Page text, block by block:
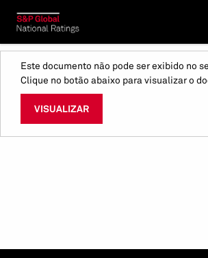
Este documento não pode ser exibido no
Clique no botão abaixo para visualizar o
VISUALIZAR